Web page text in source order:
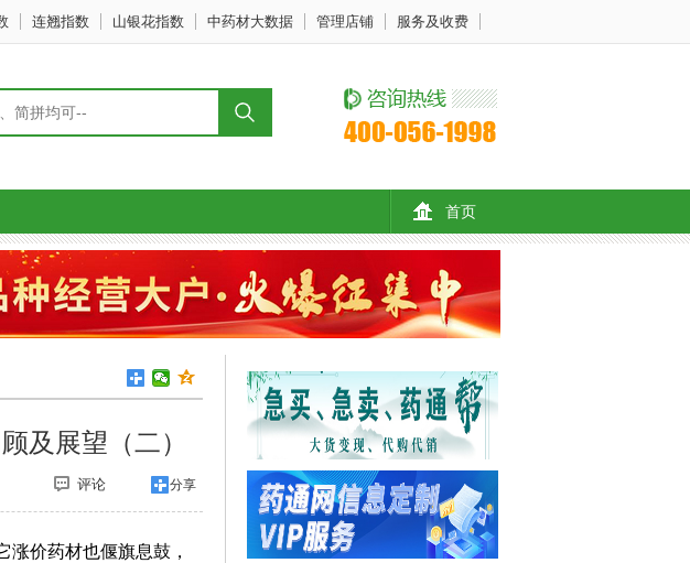
连翘指数 山银花指数 中药材大数据 管理店铺 服务及收费
首页
及展望（二）
评论 分享
涨价药材也偃旗息鼓，